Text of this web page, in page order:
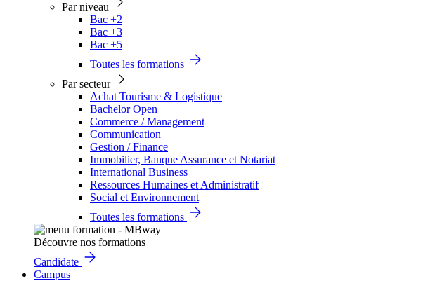
Par niveau
Bac +2
Bac +3
Bac +5
Toutes les formations
Par secteur
Achat Tourisme & Logistique
Bachelor Open
Commerce / Management
Communication
Gestion / Finance
Immobilier, Banque Assurance et Notariat
International Business
Ressources Humaines et Administratif
Social et Environnement
Toutes les formations
Découvre nos formations
Candidate
Campus